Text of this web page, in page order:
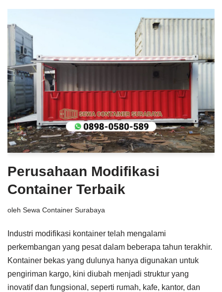
Perusahaan Modifikasi
Container Terbaik
oleh Sewa Container Surabaya
Industri modifikasi kontainer telah mengalami
perkembangan yang pesat dalam beberapa tahun terakhir.
Kontainer bekas yang dulunya hanya digunakan untuk
pengiriman kargo, kini diubah menjadi struktur yang
inovatif dan fungsional, seperti rumah, kafe, kantor, dan